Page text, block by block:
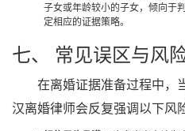
子女或年龄较小的子女，倾向于
定相应的证据策略。
七、 常见误区与风
在离婚证据准备过程中，
汉离婚律师会反复强调以下风